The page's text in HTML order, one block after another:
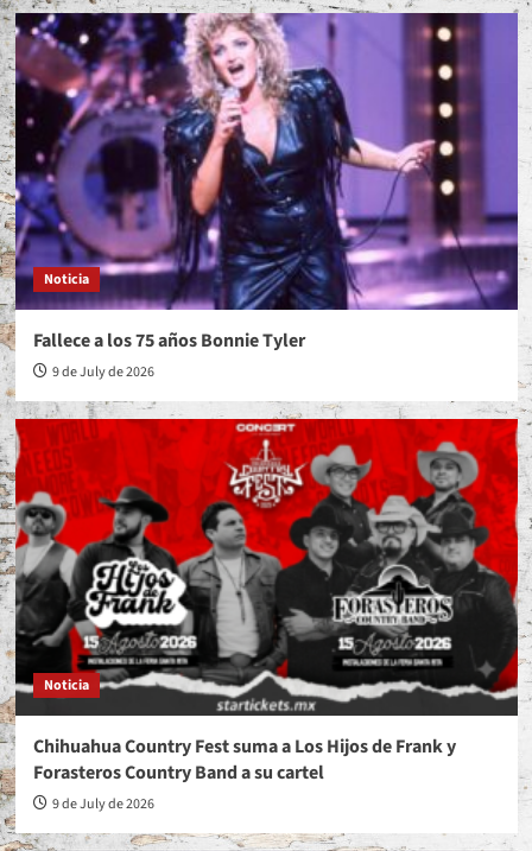
Noticia
Fallece a los 75 años Bonnie Tyler
9 de July de 2026
Noticia
Chihuahua Country Fest suma a Los Hijos de Frank y
Forasteros Country Band a su cartel
9 de July de 2026